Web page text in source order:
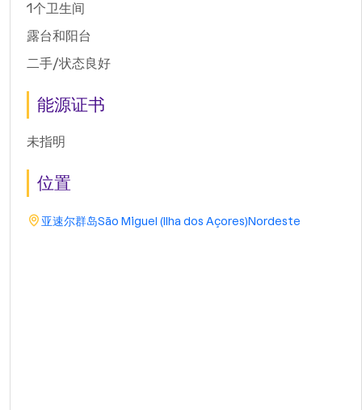
1个卫生间
露台和阳台
二手/状态良好
能源证书
未指明
位置
亚速尔群岛São Miguel (Ilha dos Açores)Nordeste